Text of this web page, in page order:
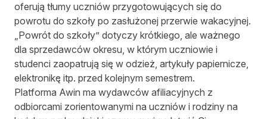
oferują tłumy uczniów przygotowujących się do
powrotu do szkoły po zasłużonej przerwie wakacyjnej.
„Powrót do szkoły” dotyczy krótkiego, ale ważnego
dla sprzedawców okresu, w którym uczniowie i
studenci zaopatrują się w odzież, artykuły papiernicze,
elektronikę itp. przed kolejnym semestrem.
Platforma Awin ma wydawców afiliacyjnych z
odbiorcami zorientowanymi na uczniów i rodziny na